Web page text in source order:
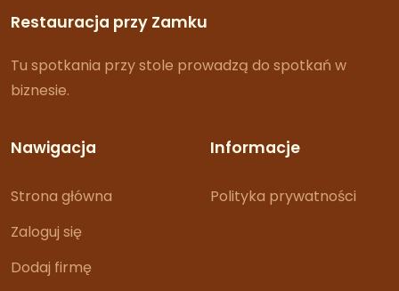
Restauracja przy Zamku
Tu spotkania przy stole prowadzą do spotkań w
biznesie.
Nawigacja
Strona główna
Zaloguj się
Dodaj firmę
Informacje
Polityka prywatności